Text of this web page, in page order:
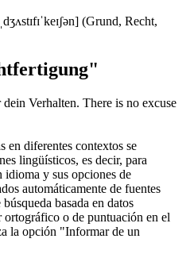
(Grund, Recht,
dein Verhalten. There is no excuse
en diferentes contextos se
lingüísticos, es decir, para
idioma y sus opciones de
automáticamente de fuentes
basada en datos
o de puntuación en el
la opción "Informar de un